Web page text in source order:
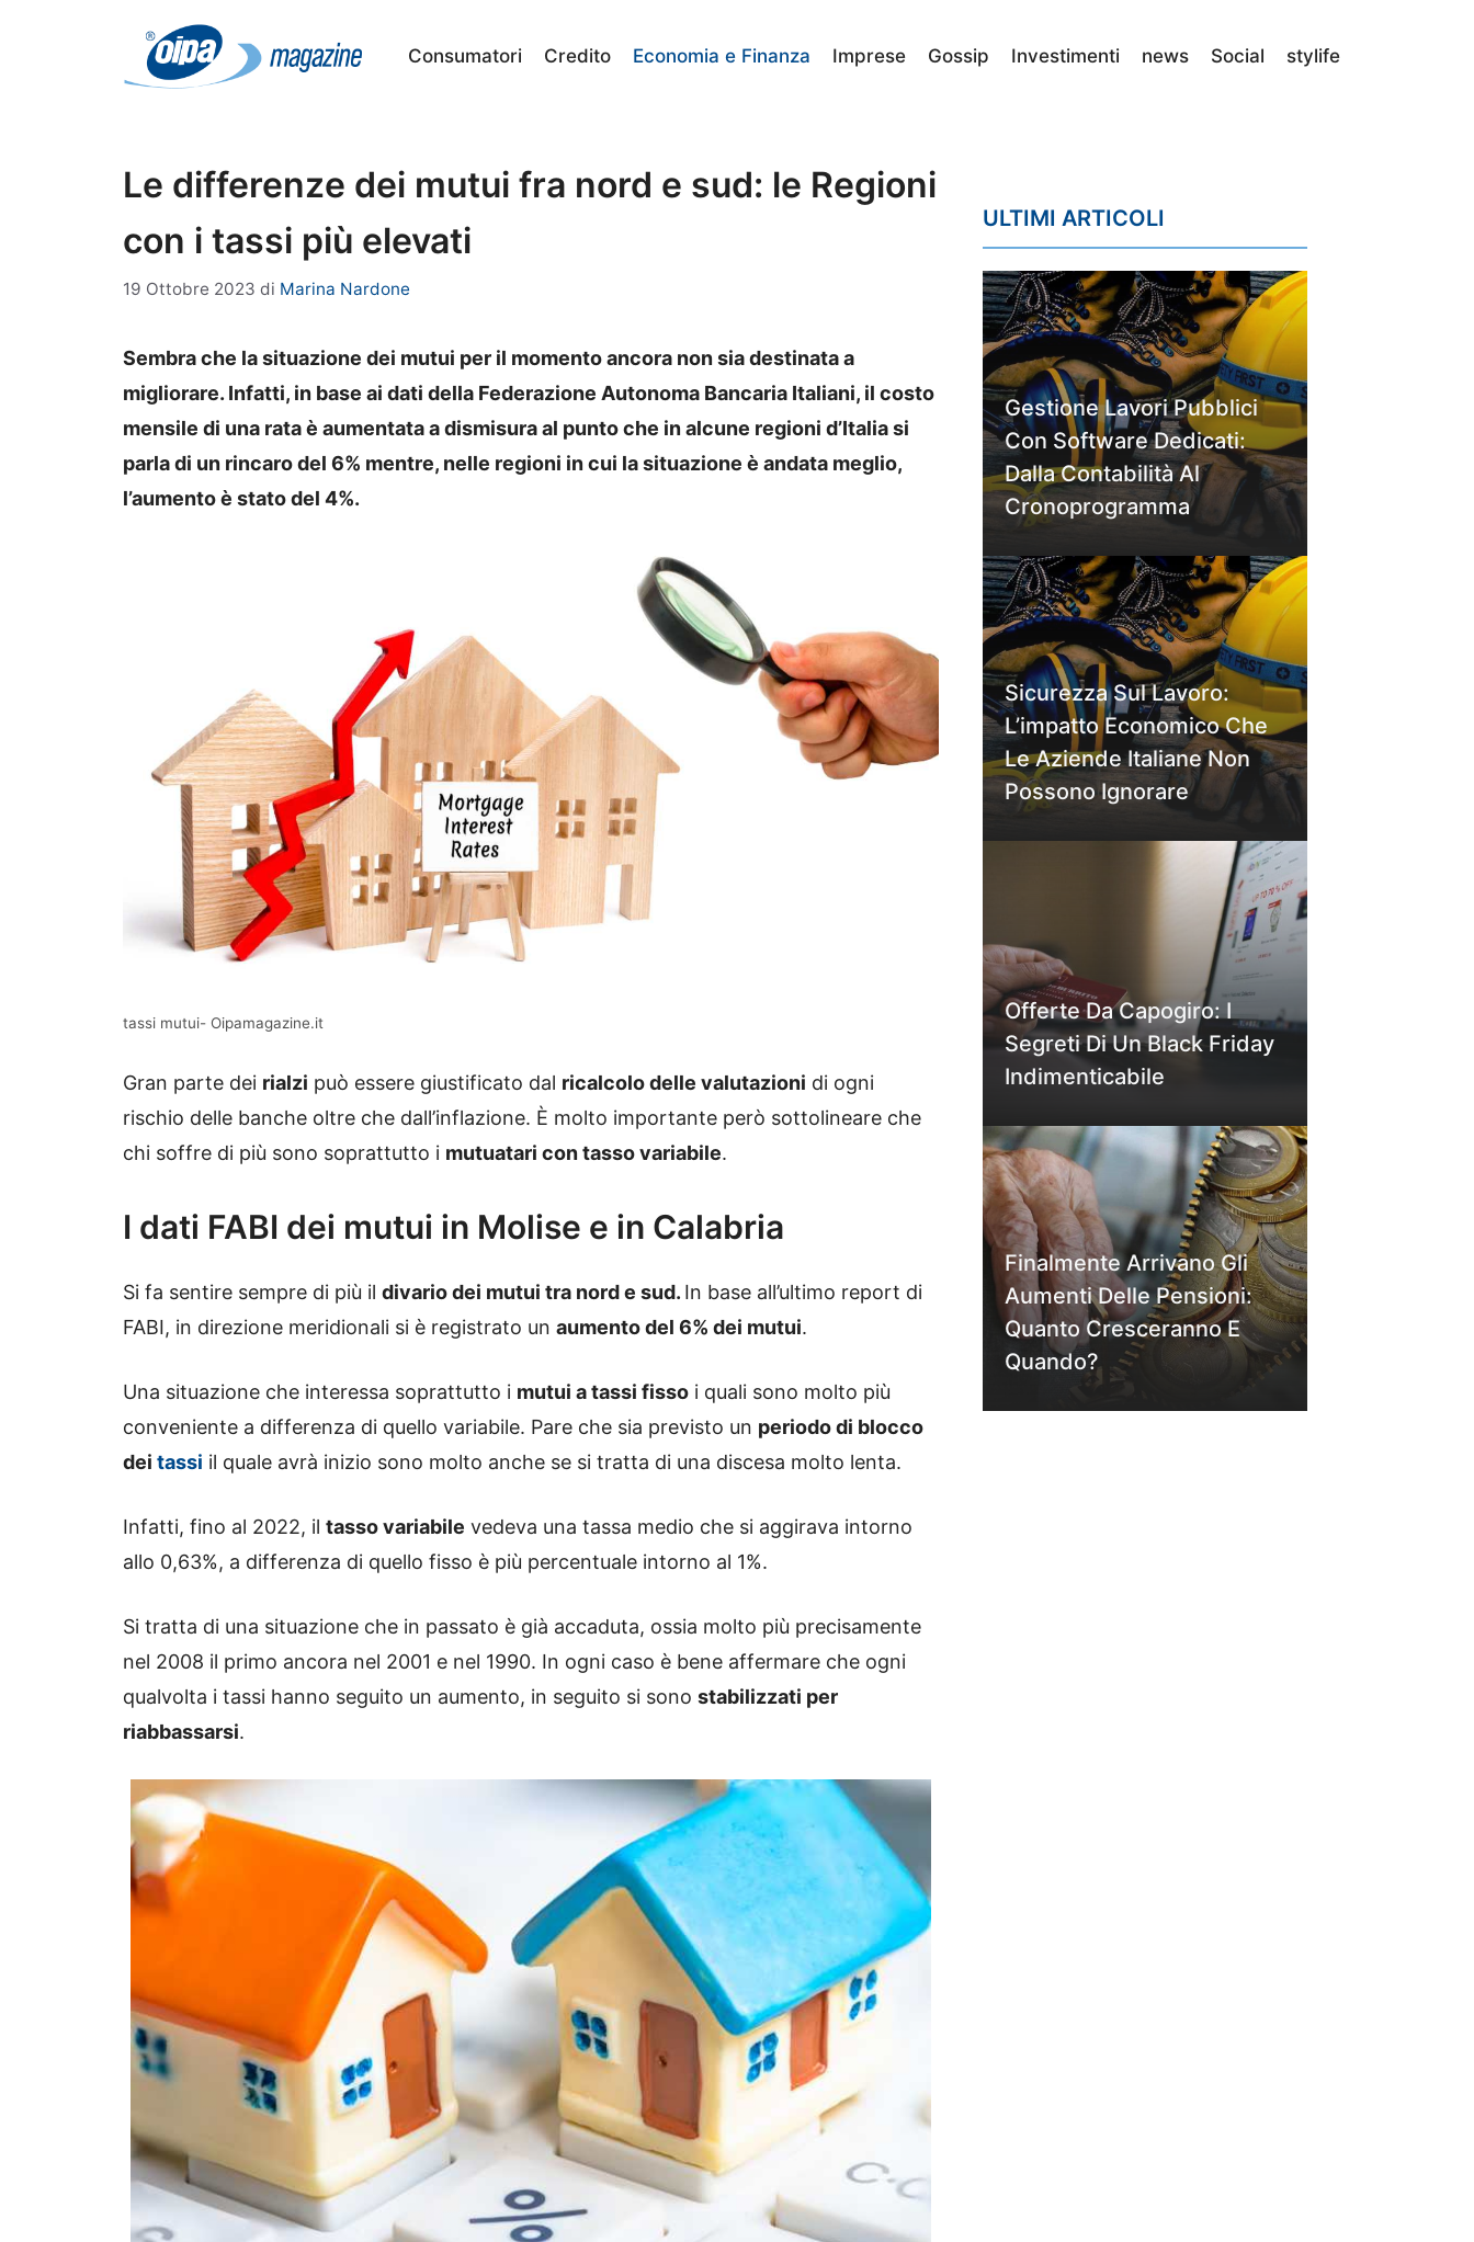
Consumatori Credito Economia e Finanza Imprese Gossip Investimenti news Social stylife
Le differenze dei mutui fra nord e sud: le Regioni
con i tassi più elevati
19 Ottobre 2023 di Marina Nardone
Sembra che la situazione dei mutui per il momento ancora non sia destinata a
migliorare. Infatti, in base ai dati della Federazione Autonoma Bancaria Italiani, il costo
mensile di una rata è aumentata a dismisura al punto che in alcune regioni d’Italia si
parla di un rincaro del 6% mentre, nelle regioni in cui la situazione è andata meglio,
l’aumento è stato del 4%.
tassi mutui- Oipamagazine.it
Gran parte dei rialzi può essere giustificato dal ricalcolo delle valutazioni di ogni
rischio delle banche oltre che dall’inflazione. È molto importante però sottolineare che
chi soffre di più sono soprattutto i mutuatari con tasso variabile.
I dati FABI dei mutui in Molise e in Calabria
Si fa sentire sempre di più il divario dei mutui tra nord e sud. In base all’ultimo report di
FABI, in direzione meridionali si è registrato un aumento del 6% dei mutui.
Una situazione che interessa soprattutto i mutui a tassi fisso i quali sono molto più
conveniente a differenza di quello variabile. Pare che sia previsto un periodo di blocco
dei tassi il quale avrà inizio sono molto anche se si tratta di una discesa molto lenta.
Infatti, fino al 2022, il tasso variabile vedeva una tassa medio che si aggirava intorno
allo 0,63%, a differenza di quello fisso è più percentuale intorno al 1%.
Si tratta di una situazione che in passato è già accaduta, ossia molto più precisamente
nel 2008 il primo ancora nel 2001 e nel 1990. In ogni caso è bene affermare che ogni
qualvolta i tassi hanno seguito un aumento, in seguito si sono stabilizzati per
riabbassarsi.
ULTIMI ARTICOLI
Gestione Lavori Pubblici
Con Software Dedicati:
Dalla Contabilità Al
Cronoprogramma
Sicurezza Sul Lavoro:
L’impatto Economico Che
Le Aziende Italiane Non
Possono Ignorare
Offerte Da Capogiro: I
Segreti Di Un Black Friday
Indimenticabile
Finalmente Arrivano Gli
Aumenti Delle Pensioni:
Quanto Cresceranno E
Quando?